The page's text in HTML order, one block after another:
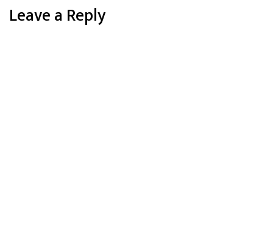
Leave a Reply